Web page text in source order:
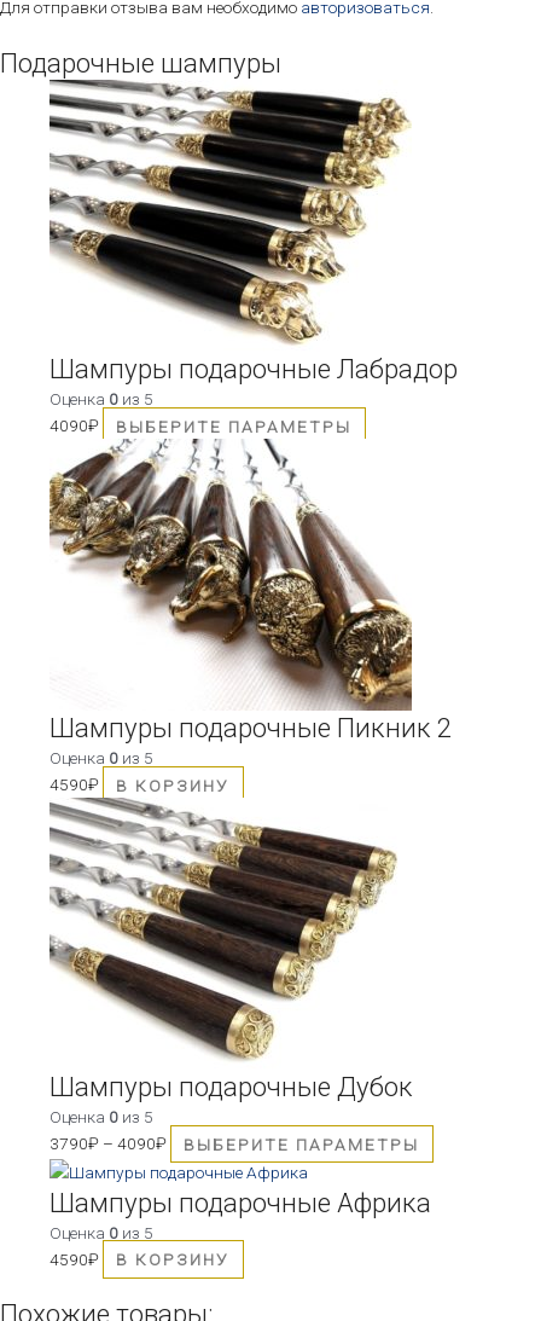
Для отправки отзыва вам необходимо авторизоваться
Подарочные шампуры
Шампуры подарочные Лабрадор
Оценка 0 из 5
4090₽ ВЫБЕРИТЕ ПАРАМЕТРЫ
товар
имеет
несколько
Опции
товара.
Шампуры подарочные Пикник 2
Оценка 0 из 5
4590₽ В КОРЗИНУ
Шампуры подарочные Дубок
Оценка 0 из 5
3790₽ –4090₽ ВЫБЕРИТЕ ПАРАМЕТРЫ
Шампуры подарочные Африка
Оценка 0 из 5
4590₽ В КОРЗИНУ
Похожие товары: